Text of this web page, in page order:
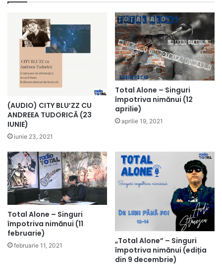
(AUDIO) CITY BLU’ZZ CU
ANDREEA TUDORICĂ (23
IUNIE)
iunie 23, 2021
Total Alone – Singuri
împotriva nimănui (12
aprilie)
aprilie 19, 2021
Total Alone – Singuri
împotriva nimănui (11
februarie)
februarie 11, 2021
„Total Alone” – Singuri
împotriva nimănui (ediția
din 9 decembrie)